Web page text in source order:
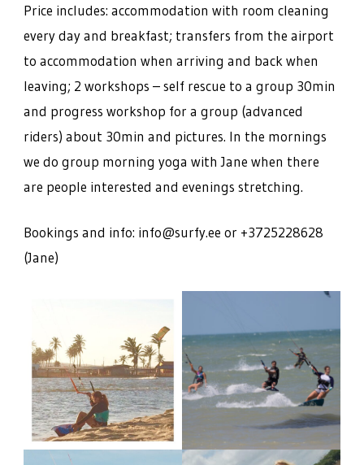
Price includes: accommodation with room cleaning
every day and breakfast; transfers from the airport
to accommodation when arriving and back when
leaving; 2 workshops – self rescue to a group 30min
and progress workshop for a group (advanced
riders) about 30min and pictures. In the mornings
we do group morning yoga with Jane when there
are people interested and evenings stretching.
Bookings and info: info@surfy.ee or +3725228628
(Jane)